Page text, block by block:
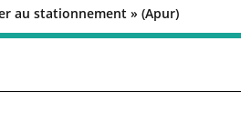
au stationnement » (Apur)
de surface à dédier